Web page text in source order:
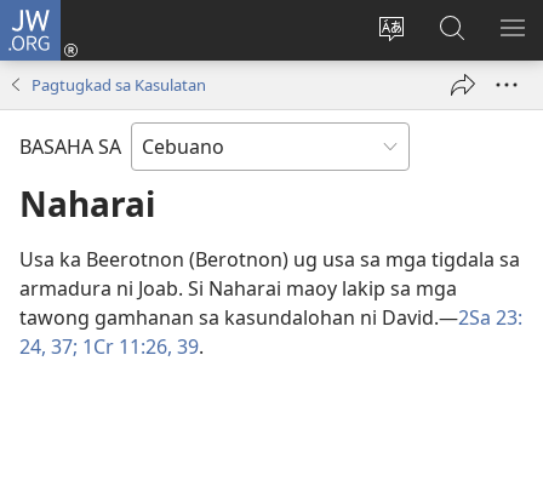
JW.ORG
Ilisi
pinulongan
sa
site
Log
ug
Pangitaa
sa
JW.ORG
Pagtugkad sa Kasulatan
BASAHA SA
Naharai
Usa ka Beerotnon (Berotnon) ug usa sa mga tigdala sa
armadura ni Joab. Si Naharai maoy lakip sa mga
tawong gamhanan sa kasundalohan ni David.​—2Sa 23:​
24, 37; 1Cr 11:​26, 39.